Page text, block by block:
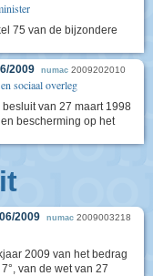
75 van de bijzondere
2009 numac 2009202010
sociaal overleg
van 27 maart 1998
bescherming op het
2009 numac 2009003218
2009 van het bedrag
van de wet van 27